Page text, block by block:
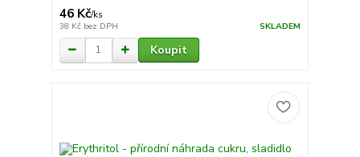
46 Kč/ks
38 Kč bez DPH SKLADEM
Koupit